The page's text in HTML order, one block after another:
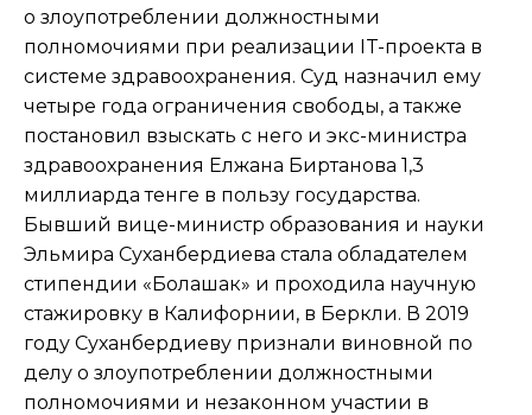
о злоупотреблении должностными
полномочиями при реализации IT-проекта в
системе здравоохранения. Суд назначил ему
четыре года ограничения свободы, а также
постановил взыскать с него и экс-министра
здравоохранения Елжана Биртанова 1,3
миллиарда тенге в пользу государства.
Бывший вице-министр образования и науки
Эльмира Суханбердиева стала обладателем
стипендии «Болашак» и проходила научную
стажировку в Калифорнии, в Беркли. В 2019
году Суханбердиеву признали виновной по
делу о злоупотреблении должностными
полномочиями и незаконном участии в